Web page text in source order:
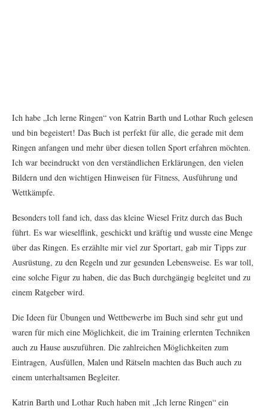
Ich habe „Ich lerne Ringen“ von Katrin Barth und Lothar Ruch gelesen
und bin begeistert! Das Buch ist perfekt für alle, die gerade mit dem
Ringen anfangen und mehr über diesen tollen Sport erfahren möchten.
Ich war beeindruckt von den verständlichen Erklärungen, den vielen
Bildern und den wichtigen Hinweisen für Fitness, Ausführung und
Wettkämpfe.
Besonders toll fand ich, dass das kleine Wiesel Fritz durch das Buch
führt. Es war wieselflink, geschickt und kräftig und wusste eine Menge
über das Ringen. Es erzählte mir viel zur Sportart, gab mir Tipps zur
Ausrüstung, zu den Regeln und zur gesunden Lebensweise. Es war toll,
eine solche Figur zu haben, die das Buch durchgängig begleitet und zu
einem Ratgeber wird.
Die Ideen für Übungen und Wettbewerbe im Buch sind sehr gut und
waren für mich eine Möglichkeit, die im Training erlernten Techniken
auch zu Hause auszuführen. Die zahlreichen Möglichkeiten zum
Eintragen, Ausfüllen, Malen und Rätseln machten das Buch auch zu
einem unterhaltsamen Begleiter.
Katrin Barth und Lothar Ruch haben mit „Ich lerne Ringen“ ein